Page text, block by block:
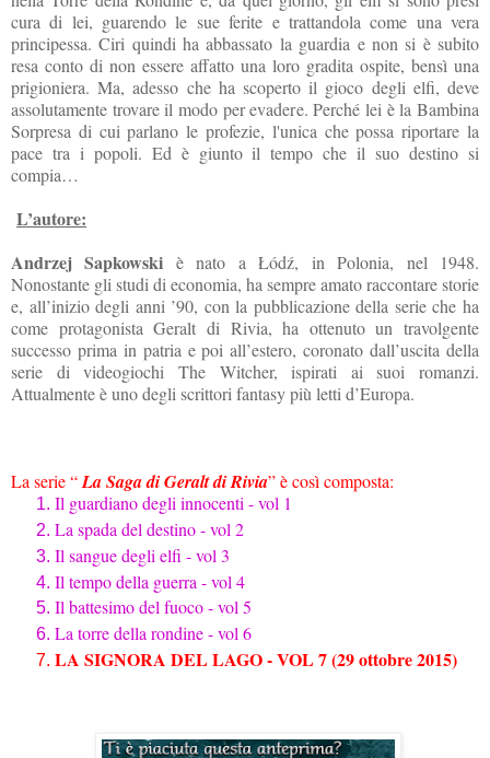
cura di lei, guarendo le sue ferite e trattandola come una vera
principessa. Ciri quindi ha abbassato la guardia e non si è subito
resa conto di non essere affatto una loro gradita ospite, bensì una
prigioniera. Ma, adesso che ha scoperto il gioco degli elfi, deve
assolutamente trovare il modo per evadere. Perché lei è la Bambina
Sorpresa di cui parlano le profezie, l'unica che possa riportare la
pace tra i popoli. Ed è giunto il tempo che il suo destino si
compia…
L’autore:
Andrzej Sapkowski è nato a Łódź, in Polonia, nel 1948.
Nonostante gli studi di economia, ha sempre amato raccontare storie
e, all’inizio degli anni ’90, con la pubblicazione della serie che ha
come protagonista Geralt di Rivia, ha ottenuto un travolgente
successo prima in patria e poi all’estero, coronato dall’uscita della
serie di videogiochi The Witcher, ispirati ai suoi romanzi.
Attualmente è uno degli scrittori fantasy più letti d’Europa.
La serie “La Saga di Geralt di Rivia” è così composta:
Il guardiano degli innocenti - vol 1
La spada del destino - vol 2
Il sangue degli elfi - vol 3
Il tempo della guerra - vol 4
Il battesimo del fuoco - vol 5
La torre della rondine - vol 6
LA SIGNORA DEL LAGO - VOL 7 (29 ottobre 2015)